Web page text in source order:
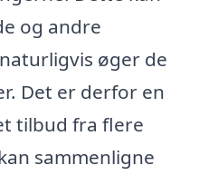
og andre
øger de
Det er derfor en
tilbud fra flere
sammenligne